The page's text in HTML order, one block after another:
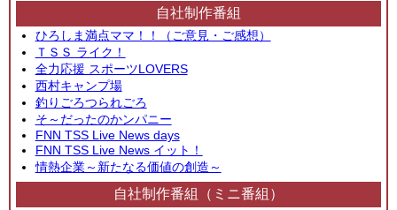
自社制作番組
ひろしま満点ママ！！（ご意見・ご感想）
ＴＳＳ ライク！
全力応援 スポーツLOVERS
西村キャンプ場
釣りごろつられごろ
そ～だったのかンパニー
FNN TSS Live News days
FNN TSS Live News イット！
情熱企業～新たなる価値の創造～
自社制作番組（ミニ番組）